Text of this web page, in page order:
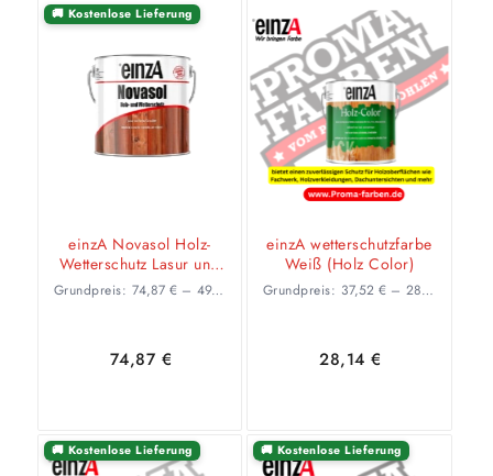
🚚 Kostenlose Lieferung
einzA Novasol Holz-
Wetterschutz Lasur und
Farbe für außen
Fertigtöne
Grundpreis: 74,87 €–49,04 l
74,87 €
einzA wetterschutzfarbe
Weiß (Holz Color)
Grundpreis: 37,52 €–28,74
28,14 €
🚚 Kostenlose Lieferung 🚚 Kostenlose Lieferung